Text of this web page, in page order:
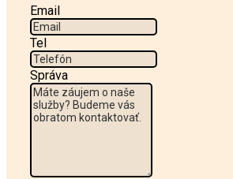
Email
Tel
Správa